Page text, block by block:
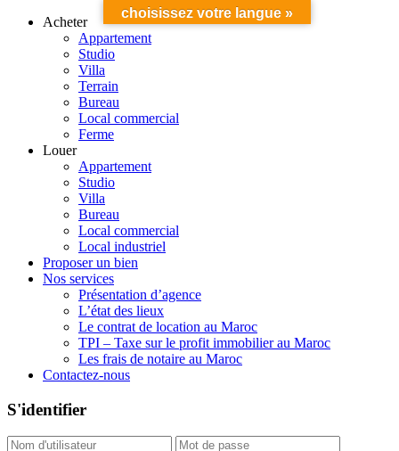
Acheter
Appartement
Studio
Villa
Terrain
Bureau
Local commercial
Ferme
Louer
Appartement
Studio
Villa
Bureau
Local commercial
Local industriel
Proposer un bien
Nos services
Présentation d’agence
L’état des lieux
Le contrat de location au Maroc
TPI – Taxe sur le profit immobilier au Maroc
Les frais de notaire au Maroc
Contactez-nous
S'identifier
choisissez votre langue »